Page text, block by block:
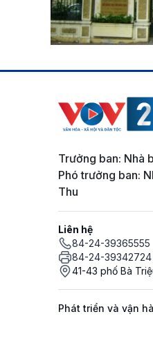
Trưởng ban: Nhà
Phó trưởng ban:
Thu
Liên hệ
84-24-39365555
84-24-39342724
41-43 phố Bà
Phát triển và vận